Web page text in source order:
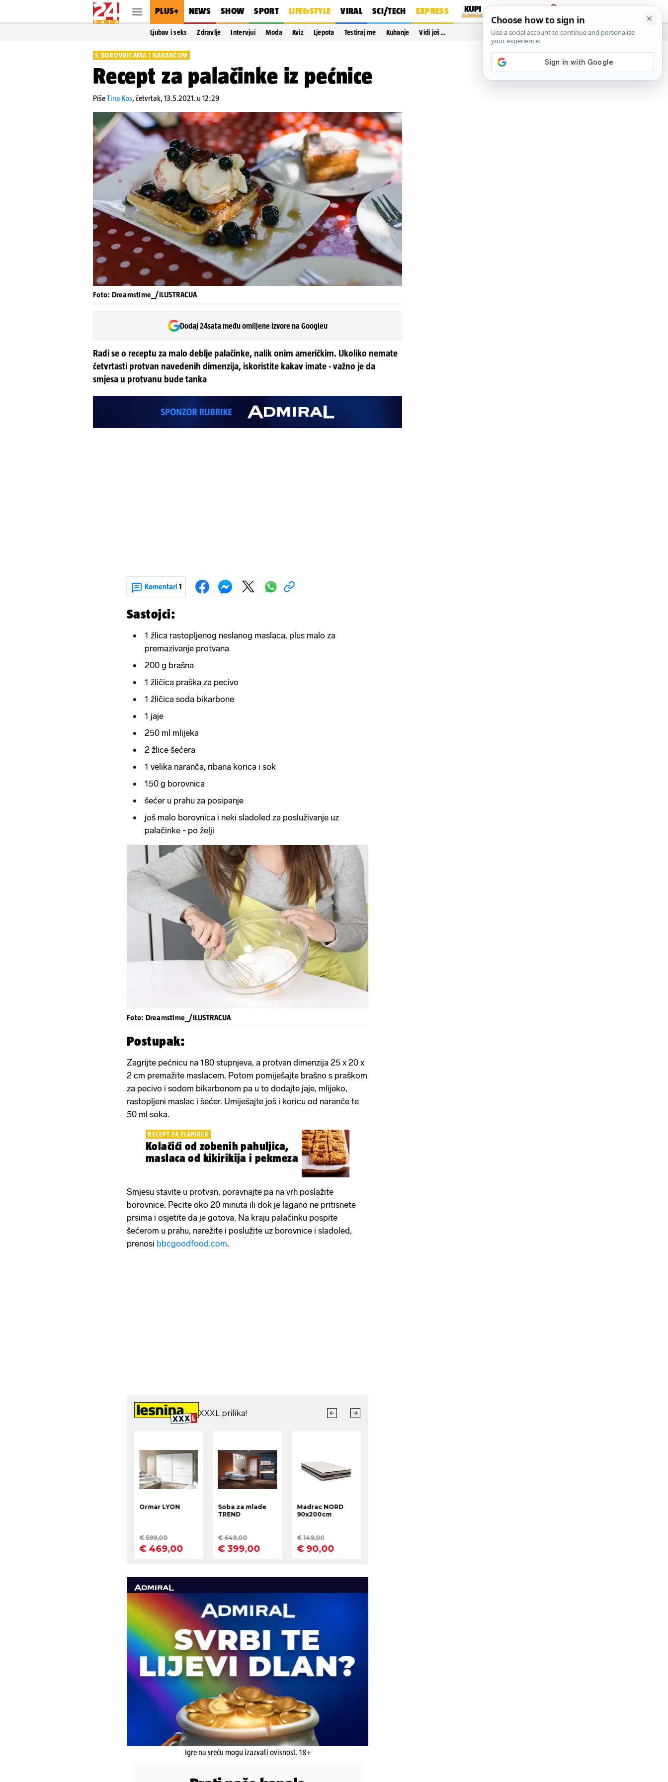
PLUS+ NEWS SHOW SPORT LIFE&STYLE VIRAL SCI/TECH EXPRESS
PRIJAVA
Ljubav i seks Zdravlje Intervjui Moda Kviz Ljepota Testiraj me Kuhanje Vidi još…
S BOROVNICAMA I NARANČOM
Recept za palačinke iz pećnice
PišeTina Kos,četvrtak, 13.5.2021. u 12:29
Foto: Dreamstime_/ILUSTRACIJA
Dodaj 24sata među omiljene izvore na Googleu
Radi se o receptu za malo deblje palačinke, nalik onim američkim. Ukoliko nemate
četvrtasti protvan navedenih dimenzija, iskoristite kakav imate - važno je da
smjesa u protvanu bude tanka
Komentari 1
Sastojci:
1 žlica rastopljenog neslanog maslaca, plus malo za
premazivanje protvana
200 g brašna
1 žličica praška za pecivo
1 žličica soda bikarbone
1 jaje
250 ml mlijeka
2 žlice šećera
1 velika naranča, ribana korica i sok
150 g borovnica
šećer u prahu za posipanje
još malo borovnica i neki sladoled za posluživanje uz
palačinke - po želji
Foto: Dreamstime_/ILUSTRACIJA
Postupak:
Zagrijte pećnicu na 180 stupnjeva, a protvan dimenzija 25 x 20 x
2 cm premažite maslacem. Potom pomiješajte brašno s praškom
za pecivo i sodom bikarbonom pa u to dodajte jaje, mlijeko,
rastopljeni maslac i šećer. Umiješajte još i koricu od naranče te
50 ml soka.
RECEPT ZA FLAPJACK
Kolačići od zobenih pahuljica,
maslaca od kikirikija i pekmeza
Smjesu stavite u protvan, poravnajte pa na vrh poslažite
borovnice. Pecite oko 20 minuta ili dok je lagano ne pritisnete
prsima i osjetite da je gotova. Na kraju palačinku pospite
šećerom u prahu, narežite i poslužite uz borovnice i sladoled,
prenosi bbcgoodfood.com.
Igre na sreću mogu izazvati ovisnost. 18+